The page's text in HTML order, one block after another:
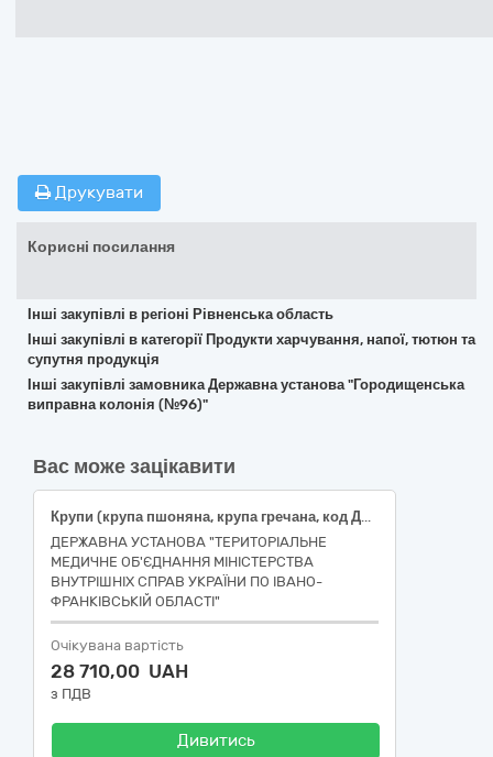
Друкувати
Корисні посилання
Інші закупівлі в регіоні Рівненська область
Інші закупівлі в категорії Продукти харчування, напої, тютюн та
супутня продукція
Інші закупівлі замовника Державна установа "Городищенська
виправна колонія (№96)"
Вас може зацікавити
Крупи (крупа пшоняна, крупа гречана, код ДК 021:2015:15610000-7 Продукція борошномельно-круп'яної промисловості)
ДЕРЖАВНА УСТАНОВА "ТЕРИТОРІАЛЬНЕ
МЕДИЧНЕ ОБ'ЄДНАННЯ МІНІСТЕРСТВА
ВНУТРІШНІХ СПРАВ УКРАЇНИ ПО ІВАНО-
ФРАНКІВСЬКІЙ ОБЛАСТІ"
Очікувана вартість
28 710,00 UAH
з ПДВ
Дивитись